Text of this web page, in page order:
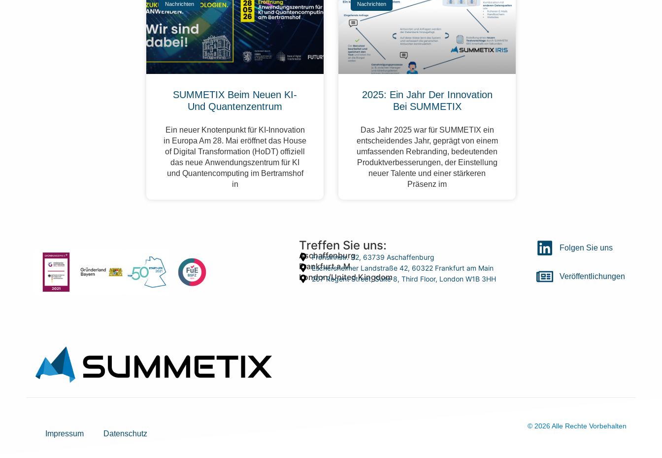
Nachrichten
SUMMETIX Beim Neuen KI-
Und Quantenzentrum
Ein neuer Knotenpunkt für KI-Innovation
in Europa Am 28. Mai eröffnet das House
of Digital Transformation (HoDT) offiziell
das neue Anwendungszentrum für KI
und Quantencomputing im Bertramshof
in
Nachrichten
2025: Ein Jahr Der Innovation
Bei SUMMETIX
Das Jahr 2025 war für SUMMETIX ein
entscheidendes Jahr, geprägt von einem
umfassenden Rebranding, bedeutenden
Produktverbesserungen, der Einstellung
neuer Talente und einer stärkeren
Präsenz im
Treffen Sie uns:
Aschaffenburg
Frohsinnstr. 32, 63739 Aschaffenburg
Frankfurt a.M.
Eschersheimer Landstraße 42, 60322 Frankfurt am Main
London/United Kingdom
207 Regent Street, Suite 8, Third Floor, London W1B 3HH
Folgen Sie uns
Veröffentlichungen
Impressum Datenschutz
© 2026 Alle Rechte Vorbehalten